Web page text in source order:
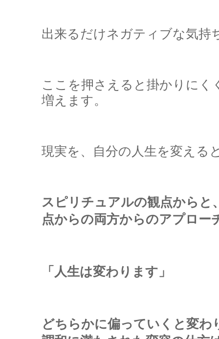
出来るだけネガティブな気持
ここを押さえると掛かりにく
増えます。
現実を、自分の人生を変える
スピリチュアルの観点からと
点からの両方からのアプロー
「人生は変わります」
どちらかに偏っていくと変わ